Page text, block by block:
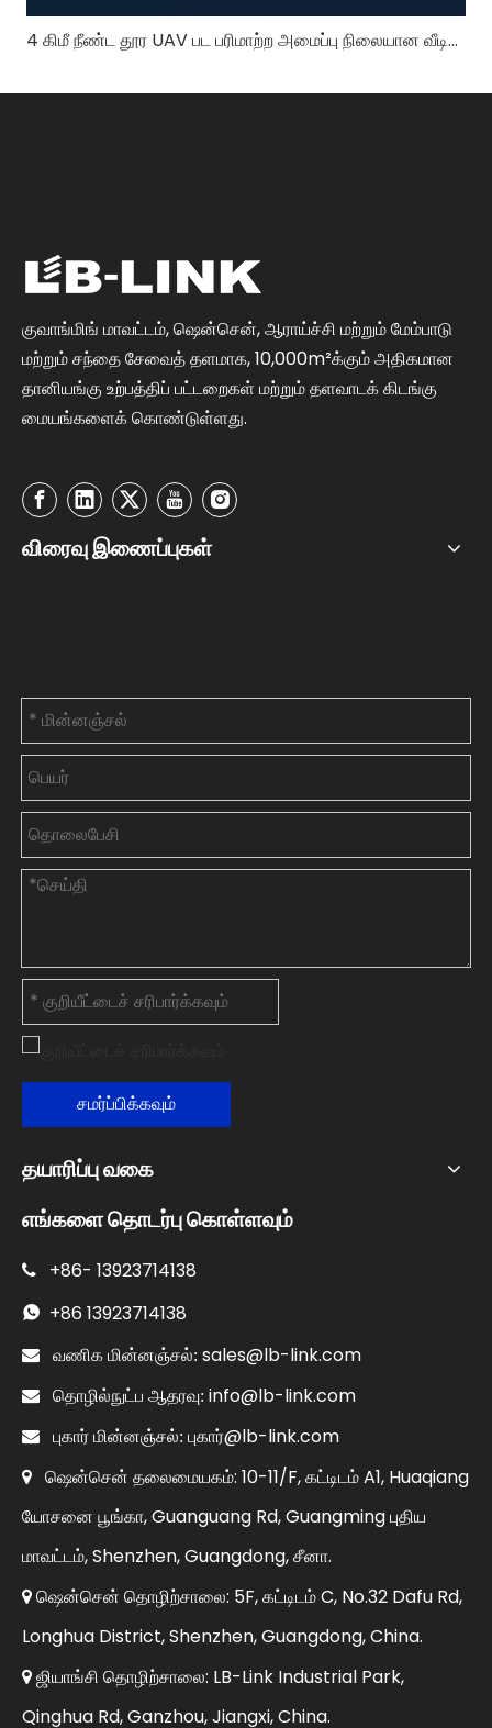
4 கிமீ நீண்ட தூர UAV பட பரிமாற்ற அமைப்பு நிலையான வீடியோ தரத்தை எவ்வாறு உறுதி செய்கிறது?
குவாங்மிங் மாவட்டம், ஷென்சென், ஆராய்ச்சி மற்றும் மேம்பாடு
மற்றும் சந்தை சேவைத் தளமாக, 10,000m²க்கும் அதிகமான
தானியங்கு உற்பத்திப் பட்டறைகள் மற்றும் தளவாடக் கிடங்கு
மையங்களைக் கொண்டுள்ளது.
விரைவு இணைப்புகள்
சமர்ப்பிக்கவும்
தயாரிப்பு வகை
எங்களை தொடர்பு கொள்ளவும்
 +86- 13923714138
 +86 13923714138
 வணிக மின்னஞ்சல்: sales@lb-link.com
 தொழில்நுட்ப ஆதரவு: info@lb-link.com
 புகார் மின்னஞ்சல்: புகார்@lb-link.com
 ஷென்சென் தலைமையகம்: 10-11/F, கட்டிடம் A1, Huaqiang
யோசனை பூங்கா, Guanguang Rd, Guangming புதிய
மாவட்டம், Shenzhen, Guangdong, சீனா.
 ஷென்சென் தொழிற்சாலை: 5F, கட்டிடம் C, No.32 Dafu Rd,
Longhua District, Shenzhen, Guangdong, China.
 ஜியாங்சி தொழிற்சாலை: LB-Link Industrial Park,
Qinghua Rd, Ganzhou, Jiangxi, China.